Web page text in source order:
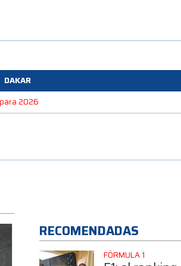
DAKAR
2026
RECOMENDADAS
FÓRMULA 1